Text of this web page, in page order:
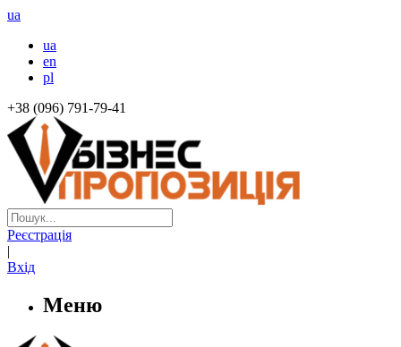
ua
ua
en
pl
+38 (096) 791-79-41
Реєстрація
|
Вхід
Меню